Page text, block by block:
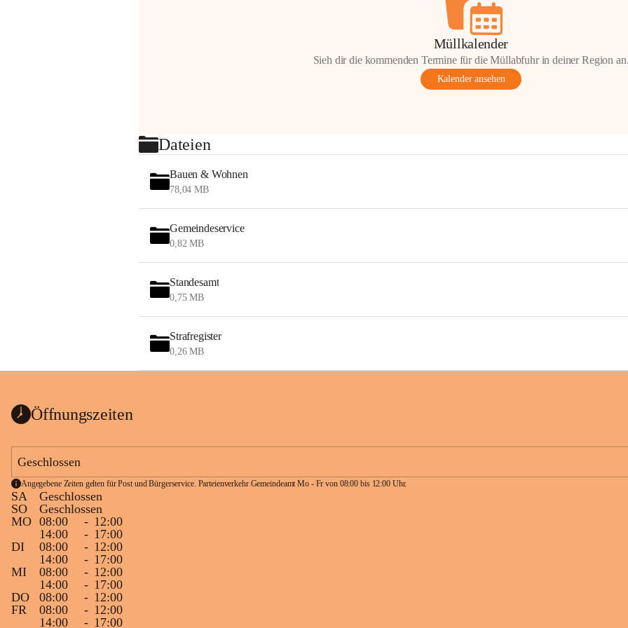
Müllkalender
Sieh dir die kommenden Termine für die Müllabfuhr in deiner Region
Kalender ansehen
Dateien
Bauen & Wohnen
78,04 MB
Gemeindeservice
0,82 MB
Standesamt
0,75 MB
Strafregister
0,26 MB
Öffnungszeiten
Geschlossen
Angegebene Zeiten gelten für Post und Bürgerservice. Parteienverkehr Gemeindeamt Mo - Fr von 08:00 bis 12:00 Uhr.
SA
Geschlossen
SO
Geschlossen
MO 08:00 - 12:00
14:00
- 17:00
DI
08:00 - 12:00
14:00
- 17:00
MI
08:00 - 12:00
14:00
- 17:00
DO
08:00 - 12:00
FR
08:00 - 12:00
14:00
- 17:00